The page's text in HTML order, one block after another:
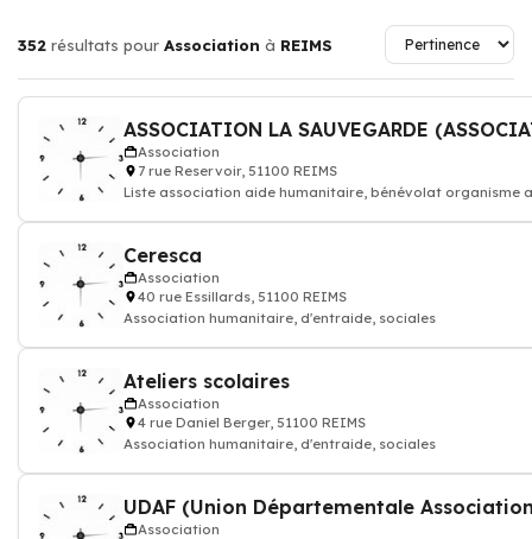
352 résultats pour Association à REIMS
ASSOCIATION LA SAUVEGARDE
Association
7 rue Reservoir, 51100 REIMS
Liste association aide humanitaire, bénévolat organisme
Ceresca
Association
40 rue Essillards, 51100 REIMS
Association humanitaire, d'entraide, sociales
Ateliers scolaires
Association
4 rue Daniel Berger, 51100 REIMS
Association humanitaire, d'entraide, sociales
UDAF (Union Départementale
Association